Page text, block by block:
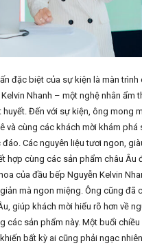
đặc biệt của sự kiện là màn trình
Nhanh – một nghệ nhân ẩm
huyết. Đến với sự kiện, ông mong
và cùng các khách mời khám phá
Các nguyên liệu tươi ngon,
hợp cùng các sản phẩm châu Âu
của đầu bếp Nguyễn Kelvin
mà ngon miệng. Ông cũng đã
giúp khách mời hiểu rõ hơn về
các sản phẩm này. Một buổi
bất kỳ ai cũng phải ngạc